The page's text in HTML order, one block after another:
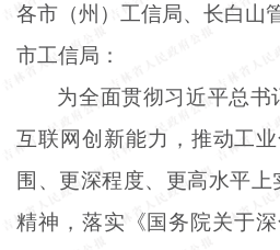
各市（州）工信局、长白山
市工信局：
为全面贯彻习近平总书
互联网创新能力，推动工
围、更深程度、更高水平
精神，落实《国务院关于